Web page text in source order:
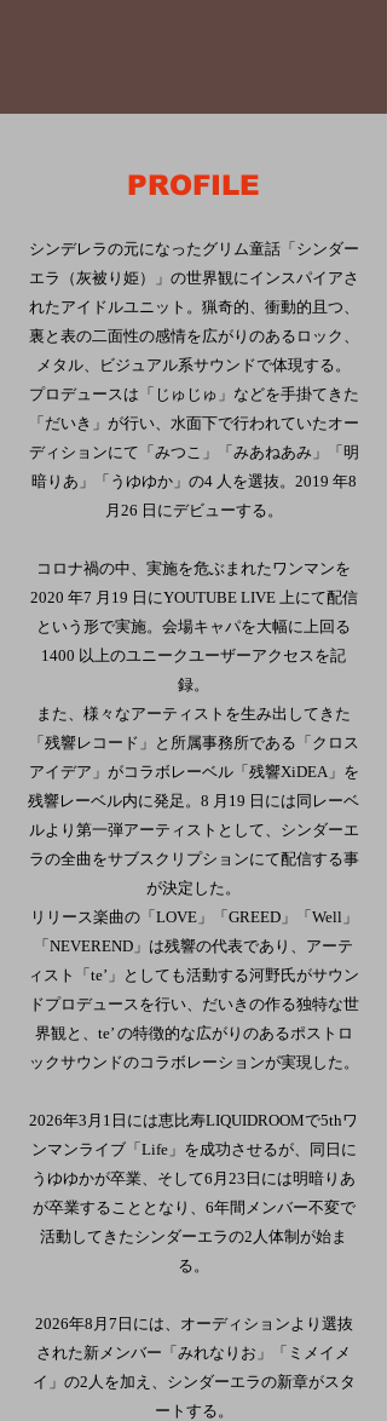
PROFILE
シンデレラの元になったグリム童話「シンダー
エラ（灰被り姫）」の世界観にインスパイアさ
れたアイドルユニット。猟奇的、衝動的且つ、
裏と表の二面性の感情を広がりのあるロック、
メタル、ビジュアル系サウンドで体現する。
プロデュースは「じゅじゅ」などを手掛てきた
「だいき」が行い、水面下で行われていたオー
ディションにて「みつこ」「みあねあみ」「明
暗りあ」「うゆゆか」の4 人を選抜。 2019 年8
月26 日にデビューする。
コロナ禍の中、実施を危ぶまれたワンマンを
2020 年7 月19 日にYOUTUBE LIVE 上にて配信
という形で実施。会場キャパを大幅に上回る
1400 以上のユニークユーザーアクセスを記
録。
また、様々なアーティストを生み出してきた
「残響レコード」と所属事務所である「クロス
アイデア」がコラボレーベル「残響XiDEA」を
残響レーベル内に発足。8 月19 日には同レーベ
ルより第一弾アーティストとして、シンダーエ
ラの全曲をサブスクリプションにて配信する事
が決定した。
リリース楽曲の「LOVE」「GREED」「Well」
「NEVEREND」は残響の代表であり、アーテ
ィスト「te’」としても活動する河野氏がサウン
ドプロデュースを行い、だいきの作る独特な世
界観と、te’ の特徴的な広がりのあるポストロ
ックサウンドのコラボレーションが実現した。
2026年3月1日には恵比寿LIQUIDROOMで5thワ
ンマンライブ「Life」を成功させるが、同日に
うゆゆかが卒業、そして6月23日には明暗りあ
が卒業することとなり、6年間メンバー不変で
活動してきたシンダーエラの2人体制が始ま
る。
​2026年8月7日には、オーディションより選抜
された新メンバー「みれなりお」「ミメイメ
イ」の2人を加え、シンダーエラの新章がスタ
ートする。